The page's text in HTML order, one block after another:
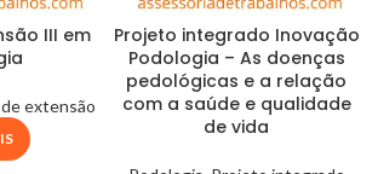
III em
extensão
Projeto integrado Inovação
Podologia – As doenças
pedológicas e a relação
com a saúde e qualidade
de vida